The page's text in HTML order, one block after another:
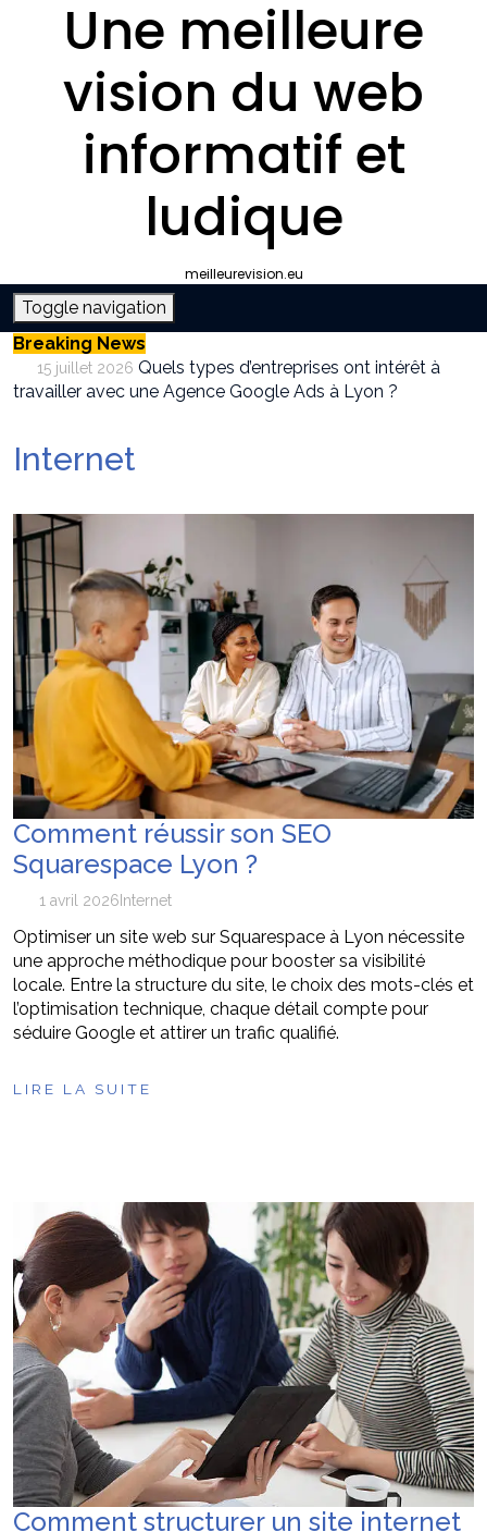
Une meilleure
vision du web
informatif et
ludique
meilleurevision.eu
Toggle navigation
Breaking News
15 juillet 2026 Quels types d’entreprises ont intérêt à
travailler avec une Agence Google Ads à Lyon ?
12 juin 2026 Survivalisme boutique : où acheter son
12 mai 2026 Les 7 critères pour sélectionner le
conférencier idéal pour votre convention annuelle
14 avril 2026
SEO Google Maps Paris : 4 éléments clés
puissants
16 juillet 2026
Pourquoi faire confiance à ADC sécurité
pour la protection de vos biens et de vos proches ?
Internet
Comment réussir son SEO
Squarespace Lyon ?
1 avril 2026 Internet
Optimiser un site web sur Squarespace à Lyon nécessite
une approche méthodique pour booster sa visibilité
locale. Entre la structure du site, le choix des mots-clés et
l’optimisation technique, chaque détail compte pour
séduire Google et attirer un trafic qualifié.
LIRE LA SUITE
Comment structurer un site internet